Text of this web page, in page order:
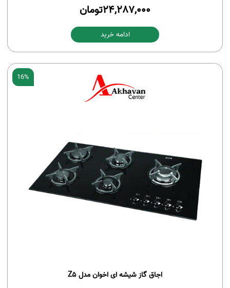
24,287,000تومان
ادامه خرید
16%
اجاق گاز شیشه ای اخوان مدل Z5